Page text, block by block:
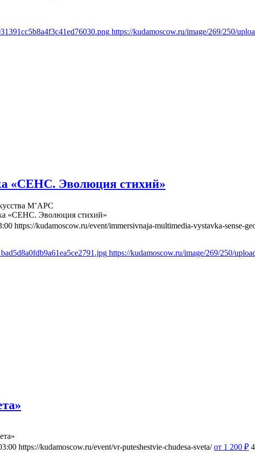
https://kudamoscow.ru/image/269/250/
«СЕНС. Эволюция стихий»
М’АРС
«СЕНС. Эволюция стихий»
https://kudamoscow.ru/event/immersivnaja-multimedia-vystavka-sense-
https://kudamoscow.ru/image/269/250/
https://kudamoscow.ru/event/vr-puteshestvie-chudesa-sveta/ от 1 200 ₽